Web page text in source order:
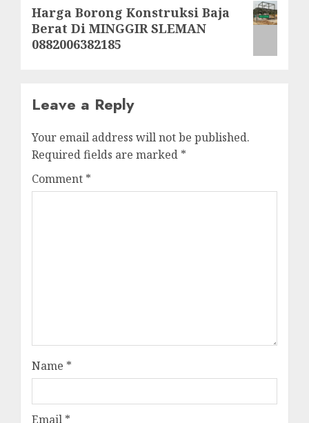
Next
post:
Harga Borong Konstruksi Baja
Berat Di MINGGIR SLEMAN
0882006382185
Leave a Reply
Your email address will not be published.
Required fields are marked *
Comment *
Name *
Email *